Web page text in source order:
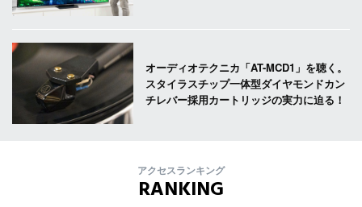
オーディオテクニカ「AT-MCD1」を聴く。
スタイラスチップ一体型ダイヤモンドカン
チレバー採用カートリッジの実力に迫る！
アクセスランキング
RANKING